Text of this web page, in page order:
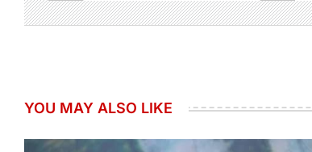
YOU MAY ALSO LIKE